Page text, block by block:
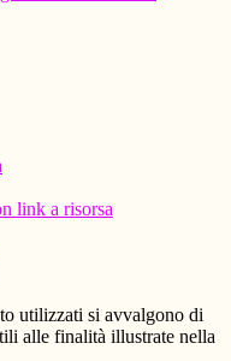
link a risorsa
utilizzati si avvalgono di
alle finalità illustrate nella